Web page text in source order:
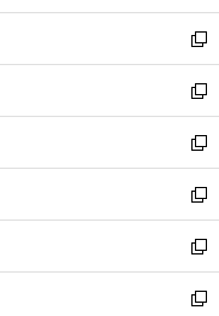
開
く
ウ
で
開
く
ン
ド
ウ
で
開
く
ウ
ィ
ン
ド
ウ
で
開
く
新
し
い
ウ
ィ
ン
ド
ウ
で
開
く
新
し
い
ウ
ィ
ン
ド
ウ
で
新
し
い
ウ
ィ
ン
ド
新
し
い
ウ
ィ
新
し
い
新